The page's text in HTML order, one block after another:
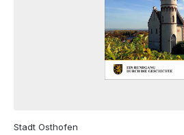
Stadt Osthofen